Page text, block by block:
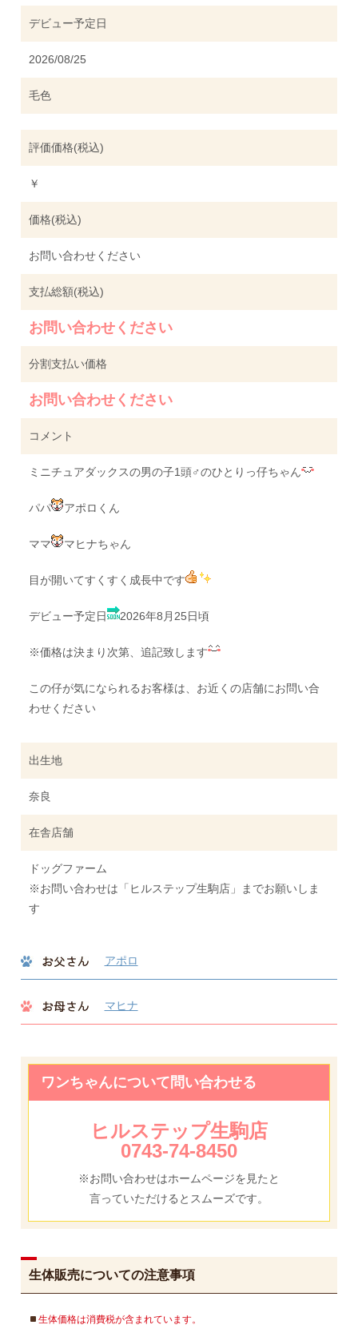
デビュー予定日
2026/08/25
毛色
評価価格(税込)
￥
価格(税込)
お問い合わせください
支払総額(税込)
お問い合わせください
分割支払い価格
お問い合わせください
コメント
ミニチュアダックスの男の子1頭♂のひとりっ仔ちゃん
パパ アポロくん
ママ マヒナちゃん
目が開いてすくすく成長中です
デビュー予定日 2026年8月25日頃
※価格は決まり次第、追記致します
この仔が気になられるお客様は、お近くの店舗にお問い合
わせください
出生地
奈良
在舎店舗
ドッグファーム
※お問い合わせは「ヒルステップ生駒店」までお願いしま
す
アポロ
マヒナ
ワンちゃんについて問い合わせる
ヒルステップ生駒店
0743-74-8450
※お問い合わせはホームページを見たと
言っていただけるとスムーズです。
生体販売についての注意事項
生体価格は消費税が含まれています。